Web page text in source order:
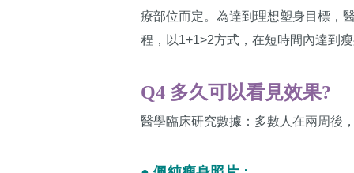
療部位而定。為達到理想塑身目標，
程，以1+1>2方式，在短時間內達到
Q4 多久可以看見效果?
醫學臨床研究數據：多數人在兩周後